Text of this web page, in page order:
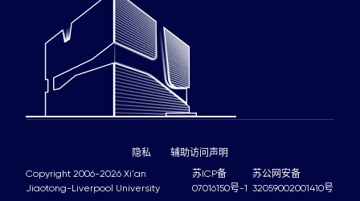
Copyright 2006-2026 Xi'an
Jiaotong-Liverpool University
苏ICP备
07016150号-1
苏公网安备
32059002001410号
隐私 辅助访问声明